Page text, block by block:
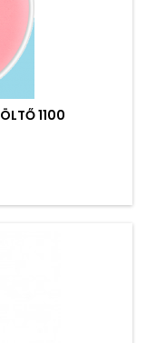
1100